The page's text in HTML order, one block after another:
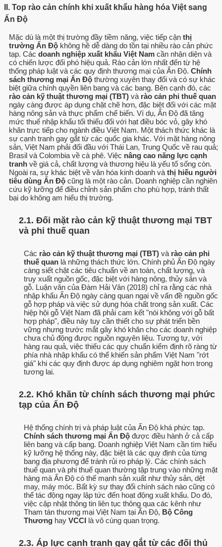
II. Top rào cản chính khi xuất khẩu hàng hóa Việt sang
Ấn Độ
Mặc dù là một thị trường đầy tiềm năng, việc tiếp cận thị
trường Ấn Độ không hề dễ dàng do tồn tại nhiều rào cản phức
tạp. Các doanh nghiệp xuất khẩu Việt Nam cần nhận diện và
có chiến lược đối phó hiệu quả. Rào cản lớn nhất đến từ hệ
thống pháp luật và các quy định thương mại của Ấn Độ. Chính
sách thương mại Ấn Độ thường xuyên thay đổi và có sự khác
biệt giữa chính quyền liên bang và các bang. Bên cạnh đó, các
rào cản kỹ thuật thương mại (TBT) và rào cản phi thuế quan
ngày càng được áp dụng chặt chẽ hơn, đặc biệt đối với các mặt
hàng nông sản và thực phẩm chế biến. Ví dụ, Ấn Độ đã tăng
mức thuế nhập khẩu tối thiểu đối với hạt điều bóc vỏ, gây khó
khăn trực tiếp cho ngành điều Việt Nam. Một thách thức khác là
sự cạnh tranh gay gắt từ các quốc gia khác. Với mặt hàng nông
sản, Việt Nam phải đối đầu với Thái Lan, Trung Quốc về rau quả;
Brasil và Colombia về cà phê. Việc nâng cao năng lực cạnh
tranh về giá cả, chất lượng và thương hiệu là yếu tố sống còn.
Ngoài ra, sự khác biệt về văn hóa kinh doanh và thị hiếu người
tiêu dùng Ấn Độ cũng là một rào cản. Doanh nghiệp cần nghiên
cứu kỹ lưỡng để điều chỉnh sản phẩm cho phù hợp, tránh thất
bại do không am hiểu thị trường.
2.1. Đối mặt rào cản kỹ thuật thương mại TBT
và phi thuế quan
Các rào cản kỹ thuật thương mại (TBT) và rào cản phi
thuế quan là những thách thức lớn. Chính phủ Ấn Độ ngày
càng siết chặt các tiêu chuẩn về an toàn, chất lượng, và
truy xuất nguồn gốc, đặc biệt với hàng nông, thủy sản và
gỗ. Luận văn của Đàm Hải Vân (2018) chỉ ra rằng các nhà
nhập khẩu Ấn Độ ngày càng quan ngại về vấn đề nguồn gốc
gỗ hợp pháp và việc sử dụng hóa chất trong sản xuất. Các
hiệp hội gỗ Việt Nam đã phải cam kết "nói không với gỗ bất
hợp pháp", điều này tuy cần thiết cho sự phát triển bền
vững nhưng trước mắt gây khó khăn cho các doanh nghiệp
chưa chủ động được nguồn nguyên liệu. Tương tự, với
hàng rau quả, việc thiếu các quy chuẩn kiểm định rõ ràng từ
phía nhà nhập khẩu có thể khiến sản phẩm Việt Nam "rớt
giá" khi các quy định được áp dụng nghiêm ngặt hơn trong
tương lai.
2.2. Khó khăn từ chính sách thương mại phức
tạp của Ấn Độ
Hệ thống chính trị và pháp luật của Ấn Độ khá phức tạp.
Chính sách thương mại Ấn Độ được điều hành ở cả cấp
liên bang và cấp bang. Doanh nghiệp Việt Nam cần tìm hiểu
kỹ lưỡng hệ thống này, đặc biệt là các quy định của từng
bang địa phương để tránh rủi ro pháp lý. Các chính sách
thuế quan và phi thuế quan thường tập trung vào những mặt
hàng mà Ấn Độ có thế mạnh sản xuất như thủy sản, dệt
may, máy móc. Bất kỳ sự thay đổi chính sách nào cũng có
thể tác động ngay lập tức đến hoạt động xuất khẩu. Do đó,
việc cập nhật thông tin liên tục thông qua các kênh như
Tham tán thương mại Việt Nam tại Ấn Độ, Bộ Công
Thương hay VCCI là vô cùng quan trọng.
2.3. Áp lực cạnh tranh gay gắt từ các đối thủ